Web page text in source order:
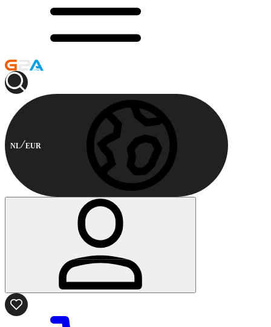
NL EUR